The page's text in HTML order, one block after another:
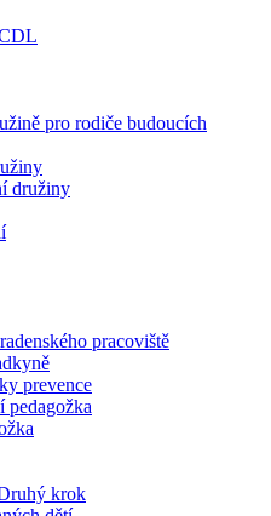
pro rodiče budoucích
družiny
pracoviště
prevence
pedagožka
krok